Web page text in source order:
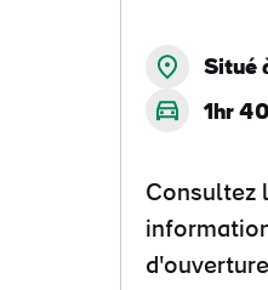
Situé
1hr
Consultez